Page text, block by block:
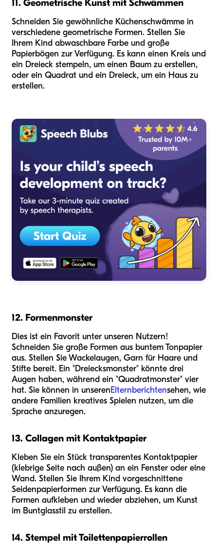
11. Geometrische Kunst mit Schwämmen
Schneiden Sie gewöhnliche Küchenschwämme in
verschiedene geometrische Formen. Stellen Sie
Ihrem Kind abwaschbare Farbe und große
Papierbögen zur Verfügung. Es kann einen Kreis und
ein Dreieck stempeln, um einen Baum zu erstellen,
oder ein Quadrat und ein Dreieck, um ein Haus zu
erstellen.
12. Formenmonster
Dies ist ein Favorit unter unseren Nutzern!
Schneiden Sie große Formen aus buntem Tonpapier
aus. Stellen Sie Wackelaugen, Garn für Haare und
Stifte bereit. Ein "Dreiecksmonster" könnte drei
Augen haben, während ein "Quadratmonster" vier
hat. Sie können in unserenElternberichtensehen, wie
andere Familien kreatives Spielen nutzen, um die
Sprache anzuregen.
13. Collagen mit Kontaktpapier
Kleben Sie ein Stück transparentes Kontaktpapier
(klebrige Seite nach außen) an ein Fenster oder eine
Wand. Stellen Sie Ihrem Kind vorgeschnittene
Seidenpapierformen zur Verfügung. Es kann die
Formen aufkleben und wieder abziehen, um Kunst
im Buntglasstil zu erstellen.
14. Stempel mit Toilettenpapierrollen